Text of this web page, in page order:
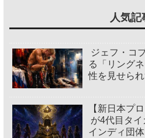
人気記
ジェフ・コ
る「リング
性を見せら
【新日本プ
が4代目タ
インディ団